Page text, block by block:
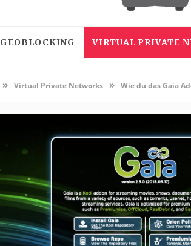
GEOBLOCKING VIRTUAL PRIVATE
» Virtual Private Networks » Wie du das Gaia